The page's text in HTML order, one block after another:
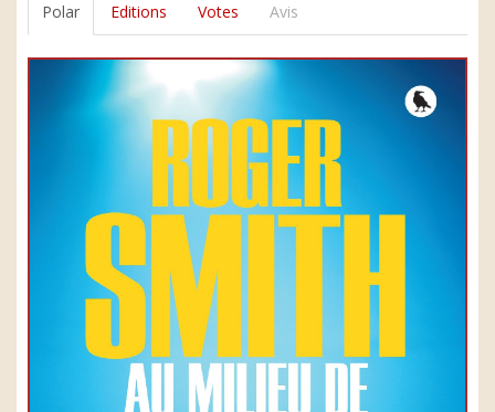
Polar Editions Votes Avis